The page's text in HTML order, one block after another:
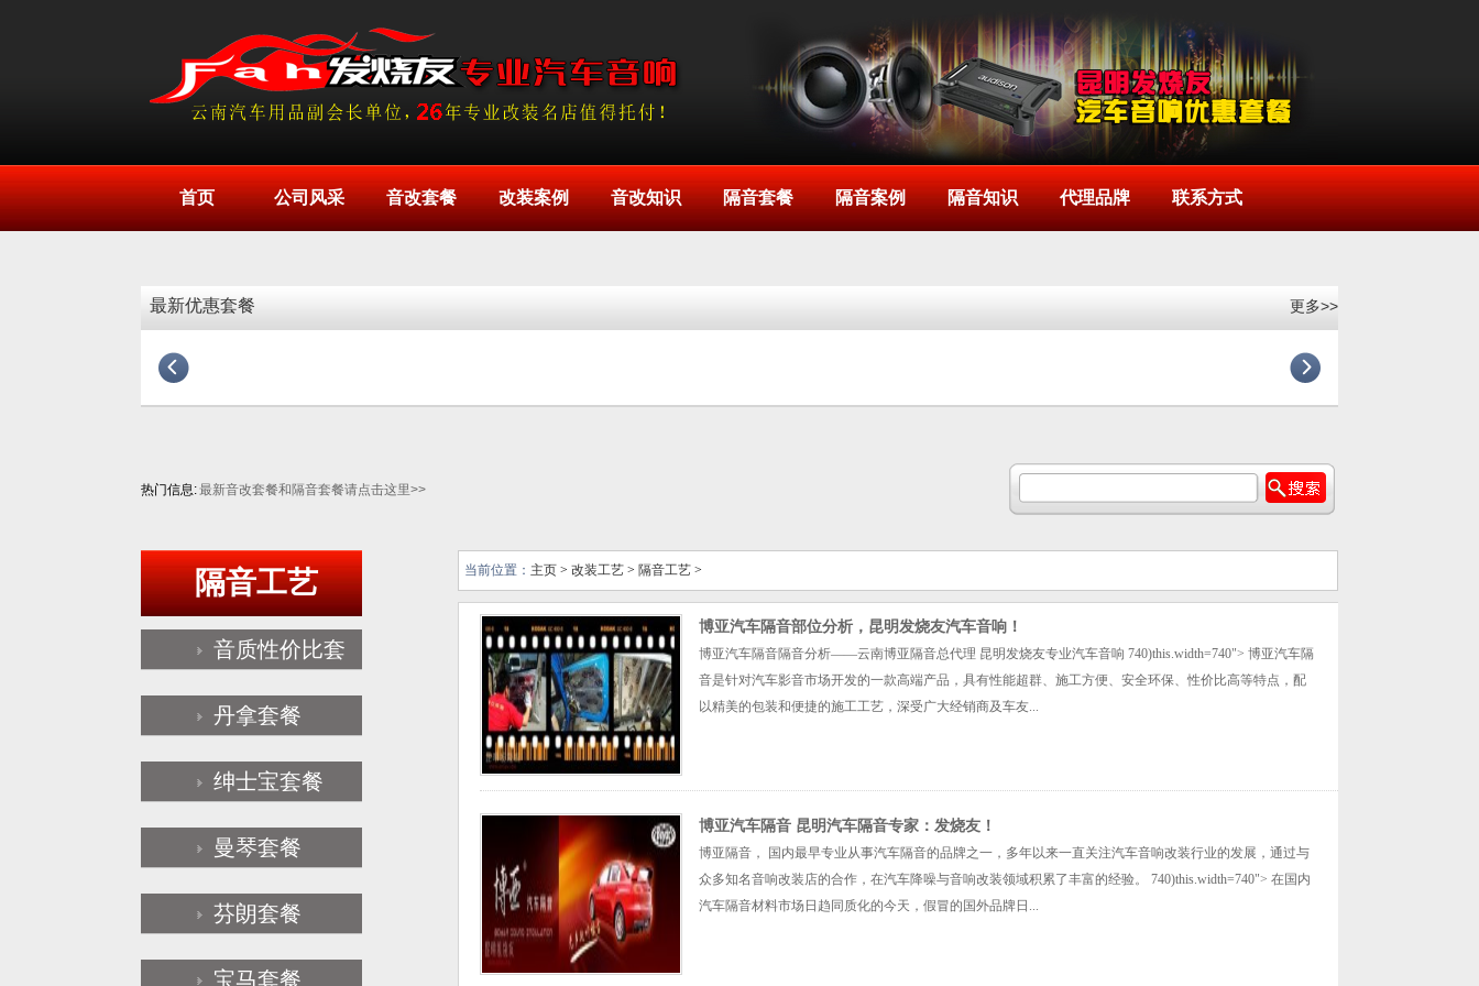
首页 公司风采 音改套餐 改装案例 音改知识 隔音套餐 隔音案例 隔音知识 代理品牌 联系方式
最新优惠套餐 更多>>
热门信息:最新音改套餐和隔音套餐请点击这里>>
隔音工艺
音质性价比套
餐
丹拿套餐
绅士宝套餐
曼琴套餐
芬朗套餐
宝马套餐
当前位置： 主页 > 改装工艺 > 隔音工艺 >
博亚汽车隔音部位分析，昆明发烧友汽车音响！
博亚汽车隔音隔音分析——云南博亚隔音总代理 昆明发烧友专业汽车音响 740)this.width=740"> 博亚汽车隔
音是针对汽车影音市场开发的一款高端产品，具有性能超群、施工方便、安全环保、性价比高等特点，配
以精美的包装和便捷的施工工艺，深受广大经销商及车友...
博亚汽车隔音 昆明汽车隔音专家：发烧友！
博亚隔音， 国内最早专业从事汽车隔音的品牌之一，多年以来一直关注汽车音响改装行业的发展，通过与
众多知名音响改装店的合作，在汽车降噪与音响改装领域积累了丰富的经验。 740)this.width=740"> 在国内
汽车隔音材料市场日趋同质化的今天，假冒的国外品牌日...